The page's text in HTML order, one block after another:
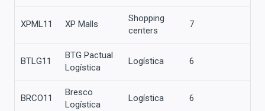
XPML11 XP Malls
Shopping
centers
7
BTLG11
BTG Pactual
Logística
Logística 6
BRCO11
Bresco
Logística
Logística 6